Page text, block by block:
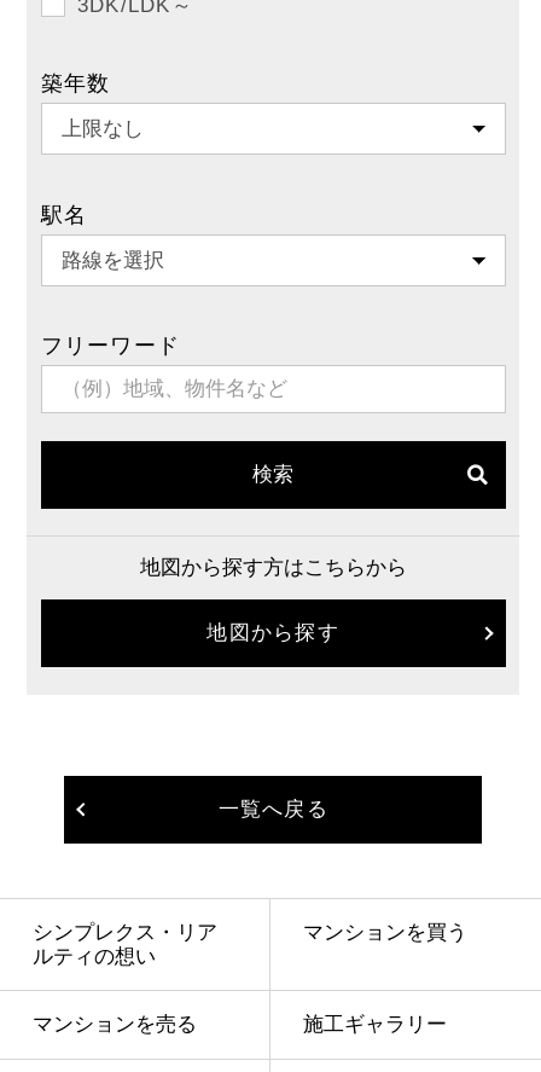
3DK/LDK～
築年数
駅名
フリーワード
検索
地図から探す方はこちらから
地図から探す
一覧へ戻る
シンプレクス・リア
ルティの想い
マンションを買う
マンションを売る 施工ギャラリー